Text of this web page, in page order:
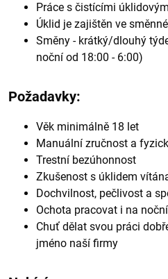
Práce s čistícími
Úklid je zajištěn ve
Směny - krátký/dlouhý
noční od 18:00 - 6:00)
Požadavky:
Věk minimálně 18 let
Manuální zručnost a
Trestní bezúhonnost
Zkušenost s úklidem
Dochvilnost, pečlivost a
Ochota pracovat i na
Chuť dělat svou práci
jméno naší firmy